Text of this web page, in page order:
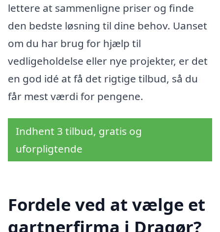
lettere at sammenligne priser og finde
den bedste løsning til dine behov. Uanset
om du har brug for hjælp til
vedligeholdelse eller nye projekter, er det
en god idé at få det rigtige tilbud, så du
får mest værdi for pengene.
Indhent 3 tilbud, gratis og
uforpligtende
Fordele ved at vælge et
gartnerfirma i Dragør?